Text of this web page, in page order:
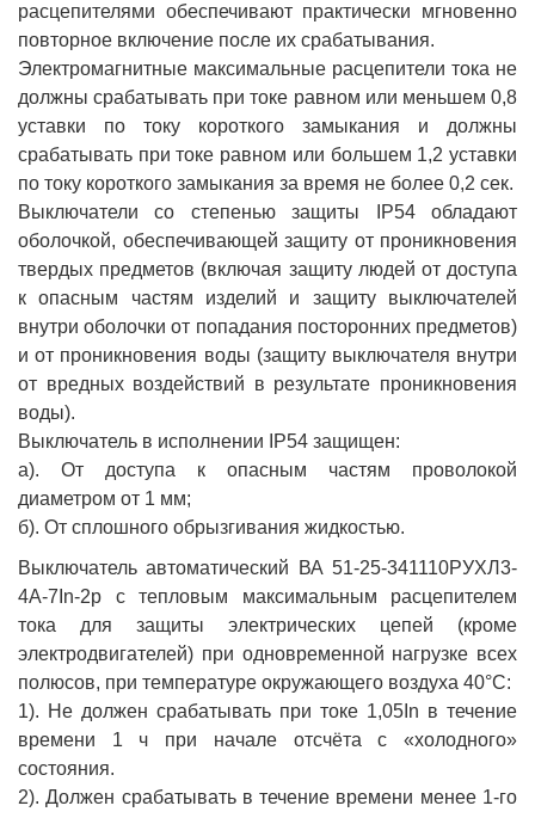
расцепителями обеспечивают практически мгновенно
повторное включение после их срабатывания.
Электромагнитные максимальные расцепители тока не
должны срабатывать при токе равном или меньшем 0,8
уставки по току короткого замыкания и должны
срабатывать при токе равном или большем 1,2 уставки
по току короткого замыкания за время не более 0,2 сек.
Выключатели со степенью защиты IP54 обладают
оболочкой, обеспечивающей защиту от проникновения
твердых предметов (включая защиту людей от доступа
к опасным частям изделий и защиту выключателей
внутри оболочки от попадания посторонних предметов)
и от проникновения воды (защиту выключателя внутри
от вредных воздействий в результате проникновения
воды).
Выключатель в исполнении IP54 защищен:
а). От доступа к опасным частям проволокой
диаметром от 1 мм;
б). От сплошного обрызгивания жидкостью.
Выключатель автоматический ВА 51-25-341110РУХЛ3-
4А-7In-2р с тепловым максимальным расцепителем
тока для защиты электрических цепей (кроме
электродвигателей) при одновременной нагрузке всех
полюсов, при температуре окружающего воздуха 40°С:
1). Не должен срабатывать при токе 1,05In в течение
времени 1 ч при начале отсчёта с «холодного»
состояния.
2). Должен срабатывать в течение времени менее 1-го